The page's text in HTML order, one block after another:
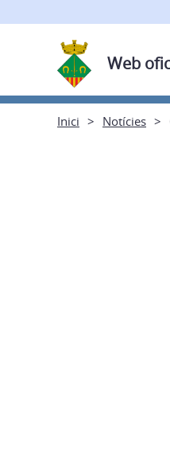
Web
Inici Notícies